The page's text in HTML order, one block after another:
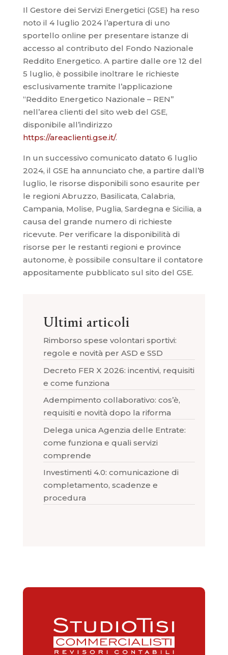
Il Gestore dei Servizi Energetici (GSE) ha reso
noto il 4 luglio 2024 l’apertura di uno
sportello online per presentare istanze di
accesso al contributo del Fondo Nazionale
Reddito Energetico. A partire dalle ore 12 del
5 luglio, è possibile inoltrare le richieste
esclusivamente tramite l’applicazione
“Reddito Energetico Nazionale – REN”
nell’area clienti del sito web del GSE,
disponibile all’indirizzo
https://areaclienti.gse.it/.
In un successivo comunicato datato 6 luglio
2024, il GSE ha annunciato che, a partire dall’8
luglio, le risorse disponibili sono esaurite per
le regioni Abruzzo, Basilicata, Calabria,
Campania, Molise, Puglia, Sardegna e Sicilia, a
causa del grande numero di richieste
ricevute. Per verificare la disponibilità di
risorse per le restanti regioni e province
autonome, è possibile consultare il contatore
appositamente pubblicato sul sito del GSE.
Ultimi articoli
Rimborso spese volontari sportivi:
regole e novità per ASD e SSD
Decreto FER X 2026: incentivi, requisiti
e come funziona
Adempimento collaborativo: cos’è,
requisiti e novità dopo la riforma
Delega unica Agenzia delle Entrate:
come funziona e quali servizi
comprende
Investimenti 4.0: comunicazione di
completamento, scadenze e
procedura